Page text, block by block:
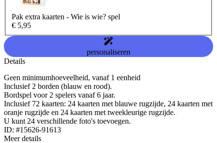
Pak extra kaarten - Wie is wie? spel
€ 5,95
personaliseren
Details
Geen minimumhoeveelheid, vanaf 1 eenheid
Inclusief 2 borden (blauw en rood).
Bordspel voor 2 spelers vanaf 6 jaar.
Inclusief 72 kaarten: 24 kaarten met blauwe rugzijde, 24 kaarten met
oranje rugzijde en 24 kaarten met tweekleurige rugzijde.
U kunt 24 verschillende foto's toevoegen.
ID: #15626-91613
Meer details